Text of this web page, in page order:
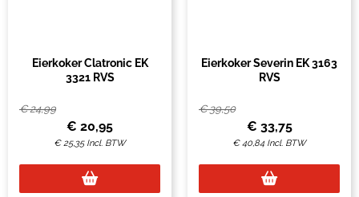
Eierkoker Clatronic EK
3321 RVS
€24,99
€ 20,95
€25,35 Incl. BTW
Eierkoker Severin EK 3163
RVS
€39,50
€ 33,75
€40,84 Incl. BTW